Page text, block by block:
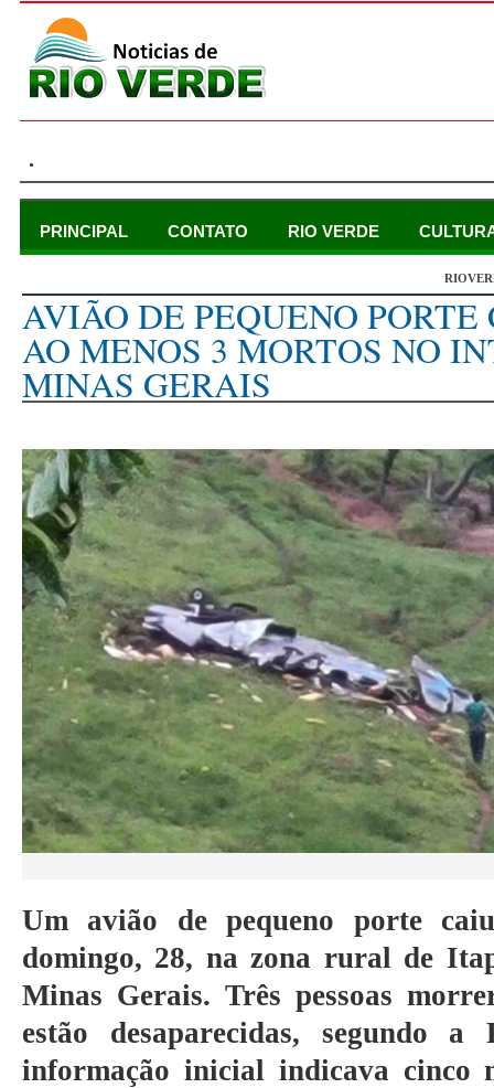
.
PRINCIPAL CONTATO RIO VERDE
AVIÃO DE PEQUENO
AO MENOS 3 MORTOS NO
MINAS GERAIS
Um avião de pequeno porte
domingo, 28, na zona rural de
Minas Gerais. Três pessoas
estão desaparecidas, segundo
informação inicial indicava cinco